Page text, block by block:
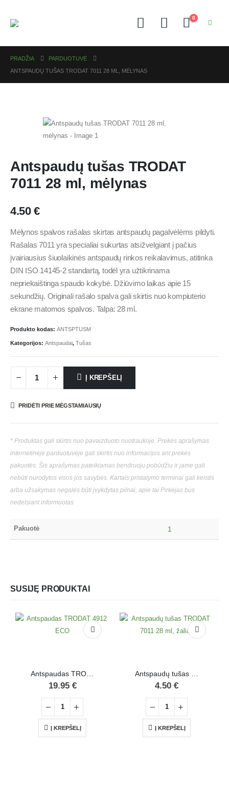
0
PRADŽIA
PARDUOTUVĖ
ANTSPAUDŲ TUŠAS TRODAT 7011 28 ML, MĖLYNAS
Antspaudų tušas TRODAT
7011 28 ml, mėlynas
4.50 €
Mėlynos spalvos rašalas skirtas antspaudų pagalvėlėms pildyti.
Rašalas 7011 yra specialiai sukurtas atsižvelgiant į pačius
įvairiausius šiuolaikinės antspaudų rinkos reikalavimus, atitinka
DIN ISO 14145-2 standartą, todėl yra užtikrinama
nepriekaištinga spaudo kokybė. Džiūvimo laikas apie 15
sekundžių. Originali rašalo spalva gali skirtis nuo kompiuterio
ekrane matomos spalvos. Talpa: 28 ml.
Produkto kodas: ANTSPTUSM
Kategorijos: Antspaudai, Tušas
Į KREPŠELĮ
PRIDĖTI PRIE MĖGSTAMIAUSIŲ
* Produktas gali skirtis nuo pavaizduoto nuotraukoje. Prekės aprašymas
internetinėje parduotuvėje gali skirtis nuo informacijos ant prekės
pakuotės. Šis aprašymas pateikiamas bendruoju pobūdžiu ir jame gali
nebūti nurodytos visos jos savybės. Kartais pristatymo terminai gali keistis
arba užsakymas negalės būti įvykdytas pilnai, apie tai Pirkėjas bus
nedelsiant informuotas
Pakuotė 1
SUSIJĘ PRODUKTAI
19.95 €
Į KREPŠELĮ
4.50 €
Į KREPŠELĮ